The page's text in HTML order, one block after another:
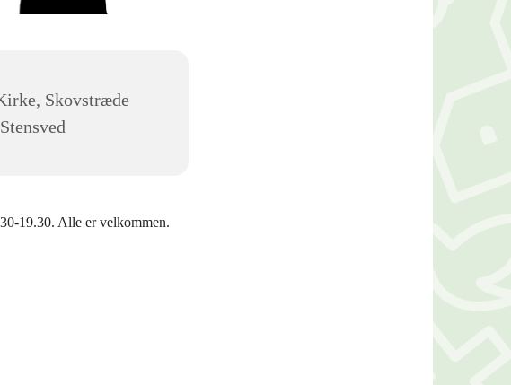
Skovstræde
19.30. Alle er velkommen.